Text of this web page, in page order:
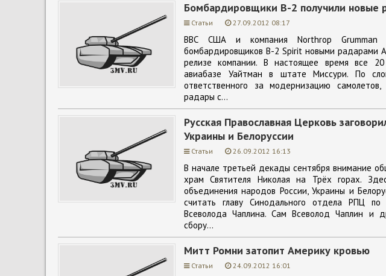
Бомбардировщики B-2 получили новые
Статьи 27.09.2012 08:17
ВВС США и компания Northrop Grumman
бомбардировщиков B-2 Spirit новыми радарами
релизе компании. В настоящее время все
авиабазе Уайтман в штате Миссури. По
ответственного за модернизацию
радары с...
Русская Православная Церковь
Украины и Белоруссии
Статьи 26.09.2012 16:13
В начале третьей декады сентября внимание
храм Святителя Николая на Трёх горах.
объединения народов России, Украины и
считать главу Синодального отдела РПЦ
Всеволода Чаплина. Сам Всеволод Чаплин и
сбору...
Митт Ромни затопит Америку кровью
Статьи 24.09.2012 16:01